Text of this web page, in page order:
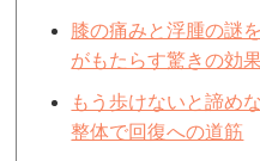
膝の痛みと浮腫の謎
がもたらす驚きの効
もう歩けないと諦め
整体で回復への道筋